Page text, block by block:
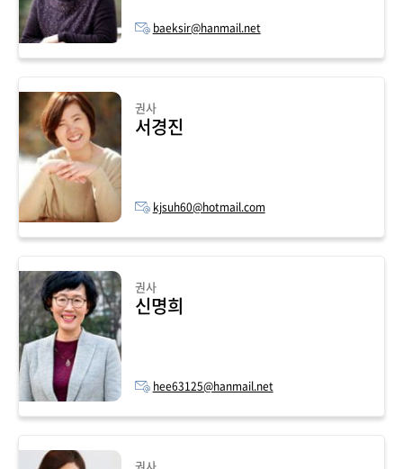
baeksir@hanmail.net
권사
서경진
kjsuh60@hotmail.com
권사
신명희
hee63125@hanmail.net